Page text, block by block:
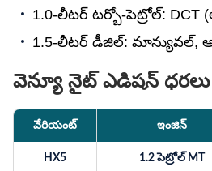
1.0-లీటర్ టర్బో-పెట్రోల్: DCT
1.5-లీటర్ డీజిల్: మాన్యువల్,
వెన్యూ నైట్ ఎడిషన్
వేరియంట్ ఇంజిన్
HX5 1.2 పెట్రోల్ MT